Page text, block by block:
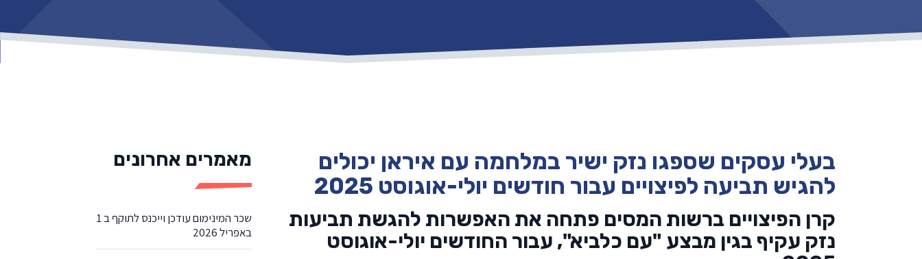
מאמרים אחרונים
שכר המינימום עודכן וייכנס לתוקף ב 1
באפריל 2026
בעלי עסקים שספגו נזק ישיר במלחמה עם איראן יכולים
להגיש תביעה לפיצויים עבור חודשים יולי-אוגוסט 2025
קרן הפיצויים ברשות המסים פתחה את האפשרות להגשת תביעות
נזק עקיף בגין מבצע "עם כלביא", עבור החודשים יולי-אוגוסט